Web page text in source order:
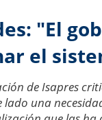
"El
el
de Isapres
lado una
Infectólogo y profesor
Medicina, Universidad
la palabra
enfermedad